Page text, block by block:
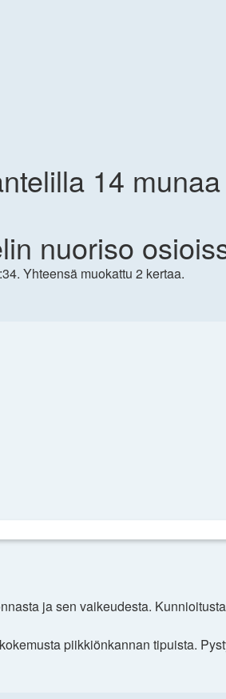
14
nuoriso
Yhteensä muokattu 2 kertaa.
ja sen vaikeudesta.
piikkiönkannan tipuista.